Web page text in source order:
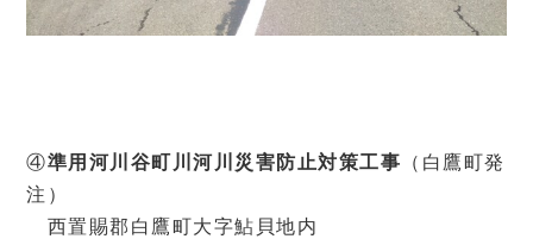
④準用河川谷町川河川災害防止対策工事 （白鷹町発
注）
西置賜郡白鷹町大字鮎貝地内